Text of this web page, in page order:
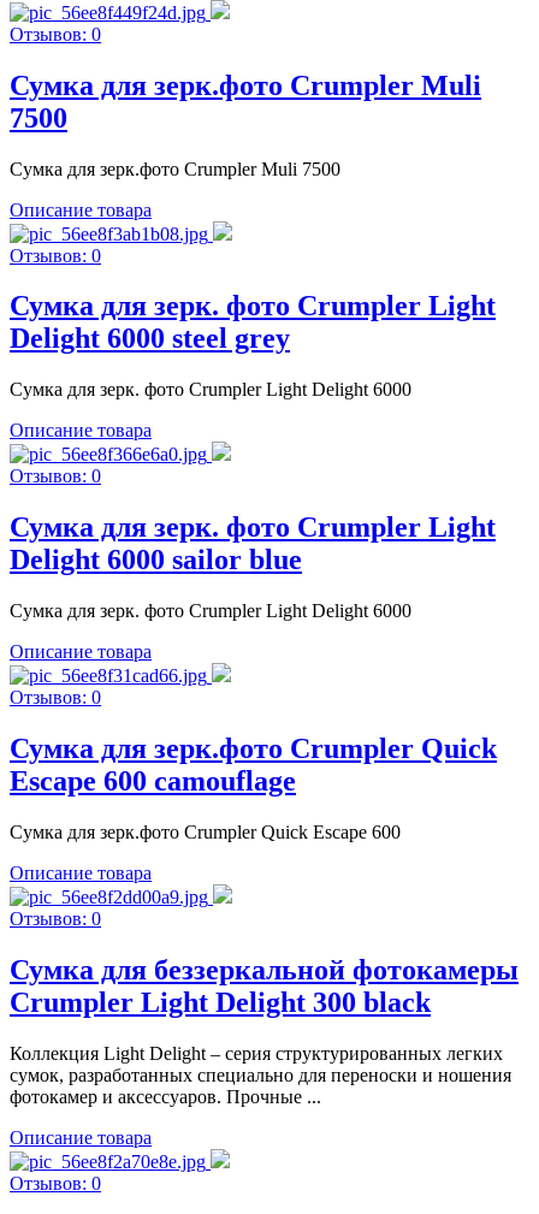
Отзывов: 0
Сумка для зерк.фото Crumpler Muli
7500
Сумка для зерк.фото Crumpler Muli 7500
Описание товара
Отзывов: 0
Сумка для зерк. фото Crumpler Light
Delight 6000 steel grey
Сумка для зерк. фото Crumpler Light Delight 6000
Описание товара
Отзывов: 0
Сумка для зерк. фото Crumpler Light
Delight 6000 sailor blue
Сумка для зерк. фото Crumpler Light Delight 6000
Описание товара
Отзывов: 0
Сумка для зерк.фото Crumpler Quick
Escape 600 camouflage
Сумка для зерк.фото Crumpler Quick Escape 600
Описание товара
Отзывов: 0
Сумка для беззеркальной фотокамеры
Crumpler Light Delight 300 black
Коллекция Light Delight – серия структурированных легких
сумок, разработанных специально для переноски и ношения
фотокамер и аксессуаров. Прочные ...
Описание товара
Отзывов: 0